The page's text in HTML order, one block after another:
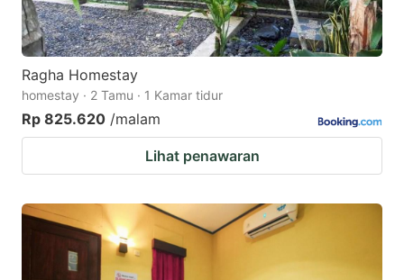
Ragha Homestay
homestay · 2 Tamu · 1 Kamar tidur
Rp 825.620 /malam
Lihat penawaran